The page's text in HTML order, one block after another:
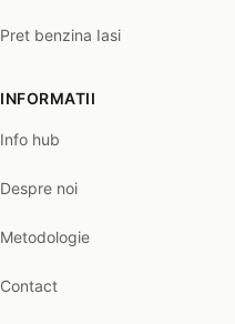
Pret benzina Iasi
INFORMATII
Info hub
Despre noi
Metodologie
Contact